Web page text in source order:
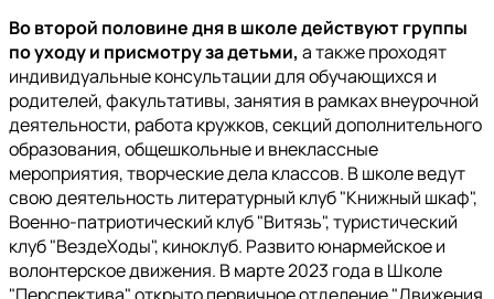
Во второй половине дня в школе действуют группы
по уходу и присмотру за детьми, а также проходят
индивидуальные консультации для обучающихся и
родителей, факультативы, занятия в рамках внеурочной
деятельности, работа кружков, секций дополнительного
образования, общешкольные и внеклассные
мероприятия, творческие дела классов. В школе ведут
свою деятельность литературный клуб "Книжный шкаф",
Военно-патриотический клуб "Витязь", туристический
клуб "ВездеХоды", киноклуб. Развито юнармейское и
волонтерское движения. В марте 2023 года в Школе